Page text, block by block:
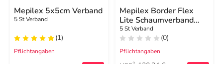
Mepilex 5x5cm Verband
5 St Verband
(1)
Pflichtangaben
Mepilex Border Flex
Lite Schaumverband
10x10 cm
5 St Verband
(0)
Pflichtangaben